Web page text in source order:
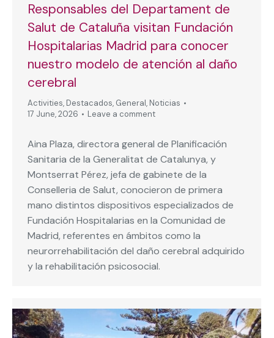
Responsables del Departament de
Salut de Cataluña visitan Fundación
Hospitalarias Madrid para conocer
nuestro modelo de atención al daño
cerebral
Activities, Destacados, General, Noticias
17 June, 2026
Leave a comment
Aina Plaza, directora general de Planificación
Sanitaria de la Generalitat de Catalunya, y
Montserrat Pérez, jefa de gabinete de la
Conselleria de Salut, conocieron de primera
mano distintos dispositivos especializados de
Fundación Hospitalarias en la Comunidad de
Madrid, referentes en ámbitos como la
neurorrehabilitación del daño cerebral adquirido
y la rehabilitación psicosocial.